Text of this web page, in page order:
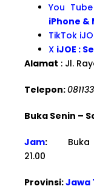
You Tube
iPhone &
TikTok
X iJOE :
Alamat : Jl.
Telepon:
Buka Senin –
Jam:
Provinsi:Jawa